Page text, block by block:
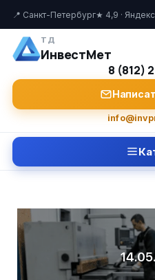
📍 Санкт-Петербург★ 4,9 ·
ТД
ИнвестМет
8 (812)